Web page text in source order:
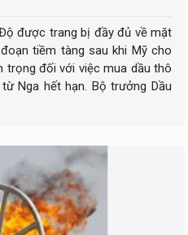
được trang bị đầy đủ về mặt
tiềm tàng sau khi Mỹ cho
trọng đối với việc mua dầu thô
Nga hết hạn. Bộ trưởng Dầu